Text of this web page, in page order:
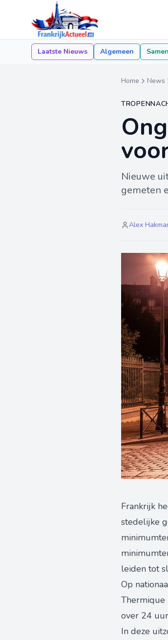
Laatste Nieuws Algemeen
Home News
Nieuwe
gemeten
Alex
Frankrijk
stedelijke
leiden tot
Op
Thermique
over 24
In deze